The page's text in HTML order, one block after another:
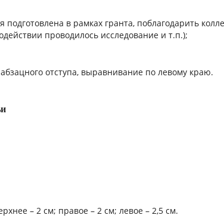
подготовлена в рамках гранта, поблагодарить
проводилось исследование и т.п.);
отступа, выравнивание по левому краю.
– 2 см; правое – 2 см; левое – 2,5 см.